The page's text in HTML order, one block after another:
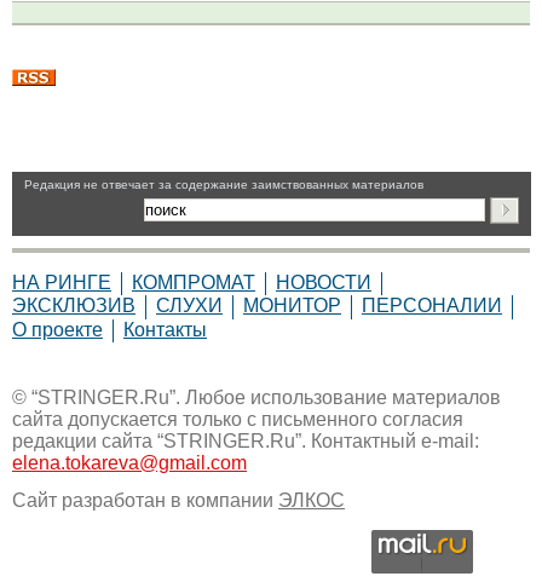
Pедакция не отвечает за содержание заимствованных материалов
НА РИНГЕ КОМПРОМАТ
НОВОСТИ
ЭКСКЛЮЗИВ
СЛУХИ МОНИТОР
ПЕРСОНАЛИИ
О проекте
Контакты
© “STRINGER.Ru”. Любое использование материалов
сайта допускается только с письменного согласия
редакции сайта “STRINGER.Ru”. Контактный e-mail:
elena.tokareva@gmail.com
Сайт разработан в компании ЭЛКОС